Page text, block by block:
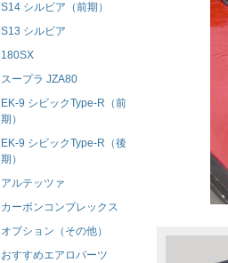
S14 シルビア（前期）
S13 シルビア
180SX
スープラ JZA80
EK-9 シビックType-R（前
期）
EK-9 シビックType-R（後
期）
アルテッツァ
カーボンコンプレックス
オプション（その他）
おすすめエアロパーツ